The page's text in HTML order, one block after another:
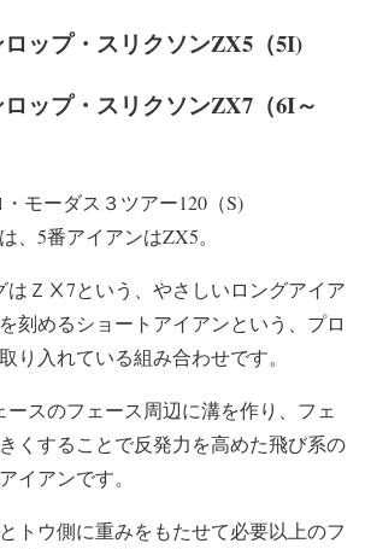
ップ・スリクソンZX5（5I)
ップ・スリクソンZX7（6I～
モーダス３ツアー120（S)
、5番アイアンはZX5。
はＺⅩ7という、やさしいロングアイア
刻めるショートアイアンという、プロ
り入れている組み合わせです。
スのフェース周辺に溝を作り、フェ
くすることで反発力を高めた飛び系の
イアンです。
トウ側に重みをもたせて必要以上のフ